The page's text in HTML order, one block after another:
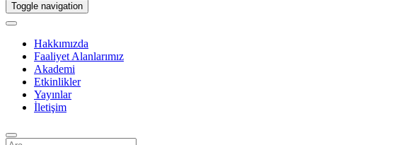
Toggle navigation
Hakkımızda
Faaliyet Alanlarımız
Akademi
Etkinlikler
Yayınlar
İletişim